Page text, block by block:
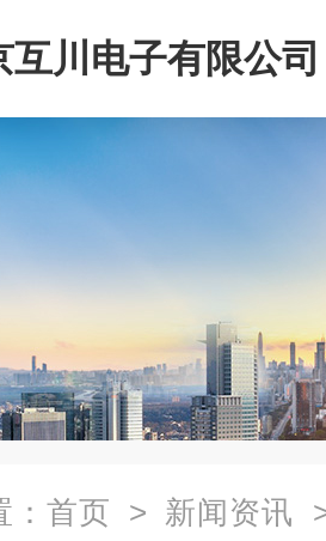
互川电子有限公司
首页 > 新闻资讯